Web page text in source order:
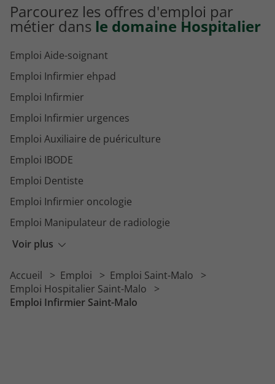
Parcourez les offres d'emploi par
métier dans le domaine Hospitalier
Voir plus
Emploi Aide-soignant
Emploi Infirmier ehpad
Emploi Infirmier
Emploi Infirmier urgences
Emploi Auxiliaire de puériculture
Emploi IBODE
Emploi Dentiste
Emploi Infirmier oncologie
Emploi Manipulateur de radiologie
Emploi Psychiatre
Emploi Psychomotricien
Accueil Emploi
Emploi Saint-Malo
Emploi Hospitalier Saint-Malo
Emploi Infirmier Saint-Malo